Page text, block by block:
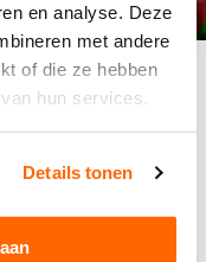
en analyse. Deze
met andere
of die ze hebben
hun services.
Details tonen